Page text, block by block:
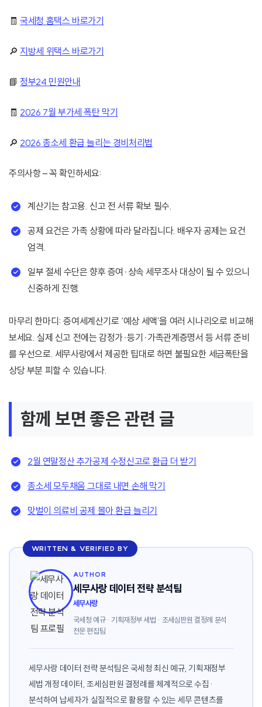
🧾국세청 홈택스 바로가기
🔎 지방세 위택스 바로가기
📘정부24 민원안내
🧾 2026 7월 부가세 폭탄 막기
🔎 2026 종소세 환급 늘리는 경비처리법
주의사항 – 꼭 확인하세요:
계산기는 참고용. 신고 전 서류 확보 필수.
공제 요건은 가족 상황에 따라 달라집니다. 배우자 공제는 요건
엄격.
일부 절세 수단은 향후 증여·상속 세무조사 대상이 될 수 있으니
신중하게 진행.
마무리 한마디: 증여세계산기로 ‘예상 세액’을 여러 시나리오로 비교해
보세요. 실제 신고 전에는 감정가·등기·가족관계증명서 등 서류 준비
를 우선으로. 세무사랑에서 제공한 팁대로 하면 불필요한 세금폭탄을
상당 부분 피할 수 있습니다.
함께 보면 좋은 관련 글
2월 연말정산 추가공제 수정신고로 환급 더 받기
종소세 모두채움 그대로 내면 손해 막기
맞벌이 의료비 공제 몰아 환급 늘리기
WRITTEN & VERIFIED BY
AUTHOR
세무사랑 데이터 전략 분석팀
세무사랑
국세청 예규 · 기획재정부 세법 · 조세심판원 결정례 분석
전문 편집팀
세무사랑 데이터 전략 분석팀은 국세청 최신 예규, 기획재정부
세법 개정 데이터, 조세심판원 결정례를 체계적으로 수집·
분석하여 납세자가 실질적으로 활용할 수 있는 세무 콘텐츠를